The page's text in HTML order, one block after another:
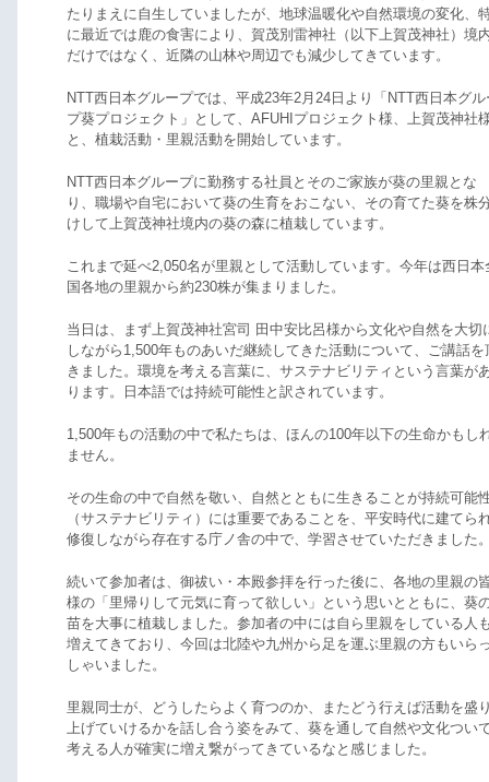
たりまえに自生していましたが、地球温暖化や自然環境の変化、
に最近では鹿の食害により、賀茂別雷神社（以下上賀茂神社）境
だけではなく、近隣の山林や周辺でも減少してきています。
NTT西日本グループでは、平成23年2月24日より「NTT西日本グル
プ葵プロジェクト」として、AFUHIプロジェクト様、上賀茂神社
と、植栽活動・里親活動を開始しています。
NTT西日本グループに勤務する社員とそのご家族が葵の里親とな
り、職場や自宅において葵の生育をおこない、その育てた葵を株
けして上賀茂神社境内の葵の森に植栽しています。
これまで延べ2,050名が里親として活動しています。今年は西日本
国各地の里親から約230株が集まりました。
当日は、まず上賀茂神社宮司 田中安比呂様から文化や自然を大切
しながら1,500年ものあいだ継続してきた活動について、ご講話を
きました。環境を考える言葉に、サステナビリティという言葉が
ります。日本語では持続可能性と訳されています。
1,500年もの活動の中で私たちは、ほんの100年以下の生命かもし
ません。
その生命の中で自然を敬い、自然とともに生きることが持続可能
（サステナビリティ）には重要であることを、平安時代に建てら
修復しながら存在する庁ノ舎の中で、学習させていただきました
続いて参加者は、御祓い・本殿参拝を行った後に、各地の里親の
様の「里帰りして元気に育って欲しい」という思いとともに、葵
苗を大事に植栽しました。参加者の中には自ら里親をしている人
増えてきており、今回は北陸や九州から足を運ぶ里親の方もいら
しゃいました。
里親同士が、どうしたらよく育つのか、またどう行えば活動を盛
上げていけるかを話し合う姿をみて、葵を通して自然や文化つい
考える人が確実に増え繋がってきているなと感じました。